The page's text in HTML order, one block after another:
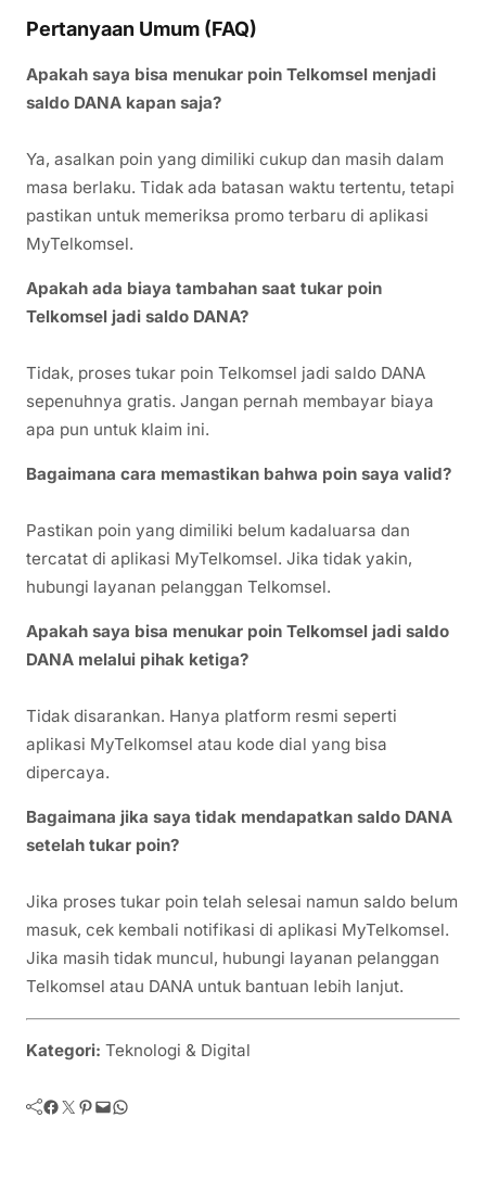
Pertanyaan Umum (FAQ)
Apakah saya bisa menukar poin Telkomsel menjadi
saldo DANA kapan saja?
Ya, asalkan poin yang dimiliki cukup dan masih dalam
masa berlaku. Tidak ada batasan waktu tertentu, tetapi
pastikan untuk memeriksa promo terbaru di aplikasi
MyTelkomsel.
Apakah ada biaya tambahan saat tukar poin
Telkomsel jadi saldo DANA?
Tidak, proses tukar poin Telkomsel jadi saldo DANA
sepenuhnya gratis. Jangan pernah membayar biaya
apa pun untuk klaim ini.
Bagaimana cara memastikan bahwa poin saya valid?
Pastikan poin yang dimiliki belum kadaluarsa dan
tercatat di aplikasi MyTelkomsel. Jika tidak yakin,
hubungi layanan pelanggan Telkomsel.
Apakah saya bisa menukar poin Telkomsel jadi saldo
DANA melalui pihak ketiga?
Tidak disarankan. Hanya platform resmi seperti
aplikasi MyTelkomsel atau kode dial yang bisa
dipercaya.
Bagaimana jika saya tidak mendapatkan saldo DANA
setelah tukar poin?
Jika proses tukar poin telah selesai namun saldo belum
masuk, cek kembali notifikasi di aplikasi MyTelkomsel.
Jika masih tidak muncul, hubungi layanan pelanggan
Telkomsel atau DANA untuk bantuan lebih lanjut.
Kategori: Teknologi & Digital
Facebook Twitter Pinterest Mail WhatsApp